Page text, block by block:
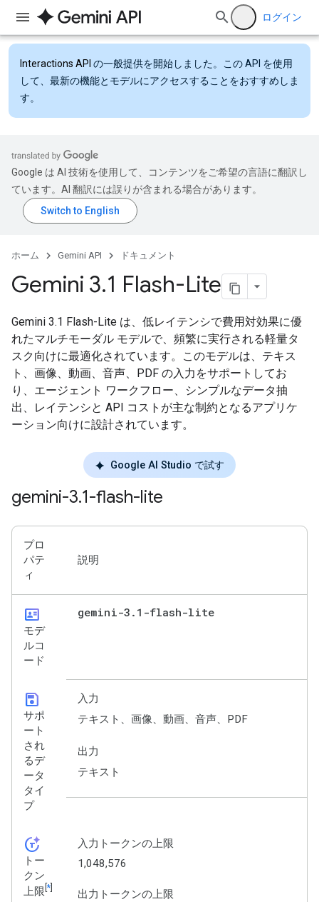
ログイン
Interactions API の一般提供を開始しました。この API を使用
して、最新の機能とモデルにアクセスすることをおすすめしま
す。
Google は AI 技術を使用して、コンテンツをご希望の言語に翻訳し
ています。AI 翻訳には誤りが含まれる場合があります。
ホーム Gemini API ドキュメント
Gemini 3.1 Flash-Lite
Gemini 3.1 Flash-Lite は、低レイテンシで費用対効果に優
れたマルチモーダル モデルで、頻繁に実行される軽量タ
スク向けに最適化されています。このモデルは、テキス
ト、画像、動画、音声、PDF の入力をサポートしてお
り、エージェント ワークフロー、シンプルなデータ抽
出、レイテンシと API コストが主な制約となるアプリケ
ーション向けに設計されています。
Google AI Studio で試す
gemini-3.1-flash-lite
プロ
パテ
ィ
説明
id_card
モデ
ルコ
ード
gemini-3 . 1-flash-lite
save
サポ
ート
され
るデ
ータ
タイ
プ
入力
テキスト、画像、動画、音声、PDF
出力
テキスト
token_auto
トー
クン
上限 [*
入力トークンの上限
1,048,576
出力トークンの上限